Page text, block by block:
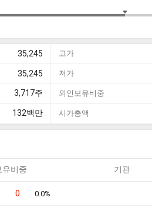
35,245 고가
35,245 저가
3,717주 외인보유비중
132백만 시가총액
유비중 기관
0 0.0%